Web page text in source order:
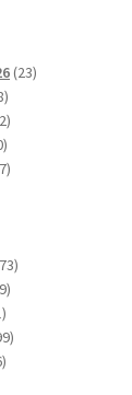
2323
578
produkter
4832
produkter
9990
produkter
1937
173
169
produkter
291
produkter
199
166